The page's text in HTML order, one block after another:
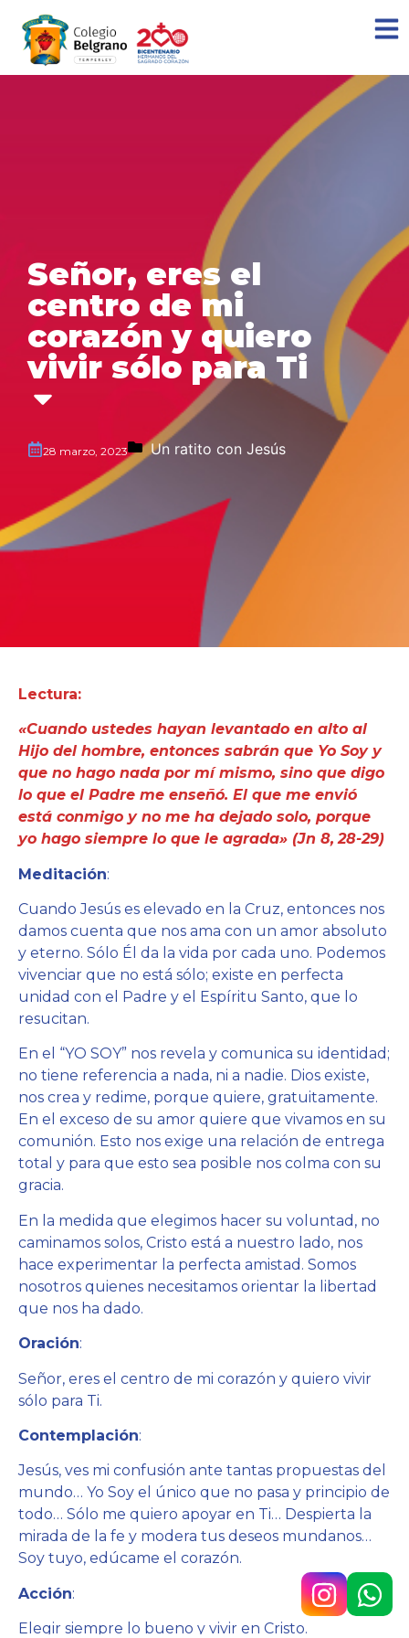
Señor, eres el
centro de mi
corazón y quiero
vivir sólo para Ti
28 marzo, 2023 Un ratito con Jesús
Lectura:
«Cuando ustedes hayan levantado en alto al
Hijo del hombre, entonces sabrán que Yo Soy y
que no hago nada por mí mismo, sino que digo
lo que el Padre me enseñó. El que me envió
está conmigo y no me ha dejado solo, porque
yo hago siempre lo que le agrada» (Jn 8, 28-29)
Meditación:
Cuando Jesús es elevado en la Cruz, entonces nos
damos cuenta que nos ama con un amor absoluto
y eterno. Sólo Él da la vida por cada uno. Podemos
vivenciar que no está sólo; existe en perfecta
unidad con el Padre y el Espíritu Santo, que lo
resucitan.
En el “YO SOY” nos revela y comunica su identidad;
no tiene referencia a nada, ni a nadie. Dios existe,
nos crea y redime, porque quiere, gratuitamente.
En el exceso de su amor quiere que vivamos en su
comunión. Esto nos exige una relación de entrega
total y para que esto sea posible nos colma con su
gracia.
En la medida que elegimos hacer su voluntad, no
caminamos solos, Cristo está a nuestro lado, nos
hace experimentar la perfecta amistad. Somos
nosotros quienes necesitamos orientar la libertad
que nos ha dado.
Oración:
Señor, eres el centro de mi corazón y quiero vivir
sólo para Ti.
Contemplación:
Jesús, ves mi confusión ante tantas propuestas del
mundo… Yo Soy el único que no pasa y principio de
todo… Sólo me quiero apoyar en Ti… Despierta la
mirada de la fe y modera tus deseos mundanos…
Soy tuyo, edúcame el corazón.
Acción:
Elegir siempre lo bueno y vivir en Cristo.